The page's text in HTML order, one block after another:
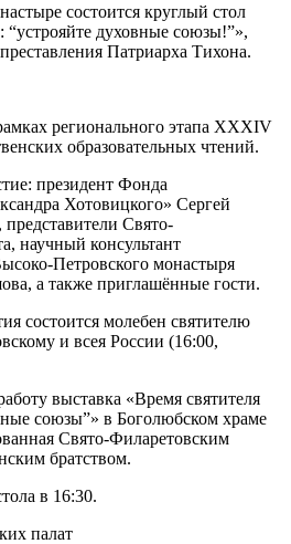
состоится круглый стол
“устрояйте духовные союзы!”»,
Патриарха Тихона.
регионального этапа XXXIV
образовательных чтений.
президент Фонда
Хотовицкого» Сергей
Свято-
научный консультант
Петровского монастыря
а также приглашённые гости.
состоится молебен святителю
и всея России (16:00,
выставка «Время святителя
союзы”» в Боголюбском храме
Свято-Филаретовским
братством.
в 16:30.
палат